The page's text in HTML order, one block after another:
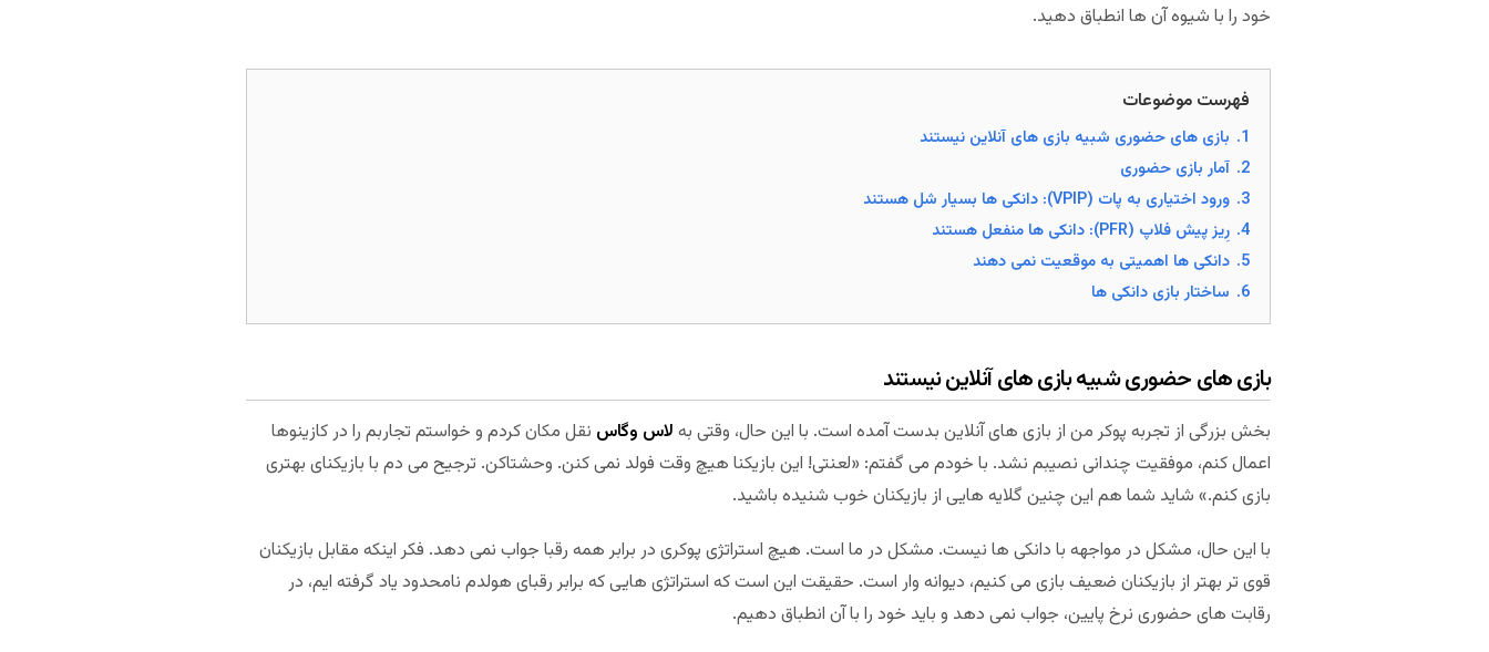
خود را با شیوه آن ها انطباق دهید.
فهرست موضوعات
1. بازی های حضوری شبیه بازی های آنلاین نیستند
2. آمار بازی حضوری
3. ورود اختیاری به پات (VPIP): دانکی ها بسیار شل هستند
4. رِیز پیش فلاپ (PFR): دانکی ها منفعل هستند
5. دانکی ها اهمیتی به موقعیت نمی دهند
6. ساختار بازی دانکی ها
بازی های حضوری شبیه بازی های آنلاین نیستند
بخش بزرگی از تجربه پوکر من از بازی های آنلاین بدست آمده است. با این حال، وقتی به لاس وگاس نقل مکان کردم و خواستم تجاربم را در کازینوها
اعمال کنم، موفقیت چندانی نصیبم نشد. با خودم می گفتم: «لعنتی! این بازیکنا هیچ وقت فولد نمی کنن. وحشتاکن. ترجیح می دم با بازیکنای بهتری
بازی کنم.» شاید شما هم این چنین گلایه هایی از بازیکنان خوب شنیده باشید.
با این حال، مشکل در مواجهه با دانکی ها نیست. مشکل در ما است. هیچ استراتژی پوکری در برابر همه رقبا جواب نمی دهد. فکر اینکه مقابل بازیکنان
قوی تر بهتر از بازیکنان ضعیف بازی می کنیم، دیوانه وار است. حقیقت این است که استراتژی هایی که برابر رقبای هولدم نامحدود یاد گرفته ایم، در
رقابت های حضوری نرخ پایین، جواب نمی دهد و باید خود را با آن انطباق دهیم.